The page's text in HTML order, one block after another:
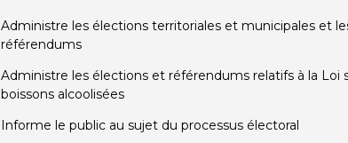
Administre les élections territoriales et municipales et
référendums
Administre les élections et référendums relatifs à la Loi
boissons alcoolisées
Informe le public au sujet du processus électoral